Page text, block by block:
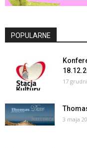
POPULARNE
17
3 maja